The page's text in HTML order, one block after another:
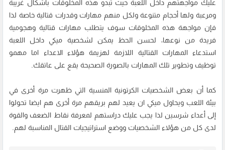
عليك مواجهتهم داخل اللعبة حيث تبدو هذه المخلوقات باشكال غريبة
ومرعبة ولها أحجام متنوعة ولكل منهم مهارات وقدرات قتالية خاصة لذا
فإن مواجهة هذه المخلوقات سوف يتطلب مهارات قتالية وهجومية
فريدة من نوعها، لحسن الحظ يمكن لشخصية ميكي داخل اللعبة
استدعاء المهارات القتالية اللازمة لهزيمة هؤلاء الاعداء اما مهمو
توظيف وتطوير تلك المهارات بالصورة الصحيحة يقع على عاتقك.
كما أن بعض الشخصيات الكرتونية المنسية التي ظهرت مرة أخرى في
بيئة اللعب ويحاول ميكي ان يعيد لهم بريقهم مرة أخرى هم ايضا تحولوا
إلى أعداء شرسين لذا يجب عليك دراستهم لمعرفة نقاط الضعف والقوة
لدى كل من هؤلاء الشخصيات ووضع استراتيجيات القتال المناسبة لهم.